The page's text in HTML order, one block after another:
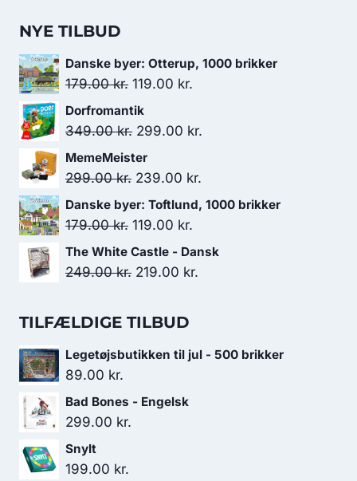
NYE TILBUD
Danske byer: Otterup, 1000 brikker
179.00kr. Den
oprindelige
pris
179.00 kr..
119.00 kr.
pris
Dorfromantik
349.00kr. Den
oprindelige
pris
349.00 kr..
299.00 kr.
MemeMeister
299.00kr. Den
oprindelige
pris
299.00 kr..
239.00 kr.
aktuelle
Danske byer: Toftlund, 1000 brikker
179.00kr. Den
oprindelige
pris
119.00 kr.
aktuelle
pris
The White Castle - Dansk
249.00kr. Den
pris
249.00 kr..
219.00 kr.
219.00 kr..
TILFÆLDIGE TILBUD
Legetøjsbutikken til jul - 500 brikker
89.00 kr.
Bad Bones - Engelsk
299.00 kr.
Snylt
199.00 kr.